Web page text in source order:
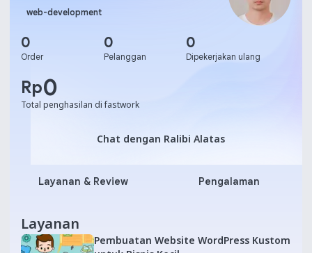
web-development
0
Order
0
Pelanggan
0
Dipekerjakan ulang
Rp0
Total penghasilan di fastwork
Chat dengan Ralibi Alatas
Chat dengan Ralibi Alatas
Layanan & Review Pengalaman
Layanan
Pembuatan Website WordPress Kustom